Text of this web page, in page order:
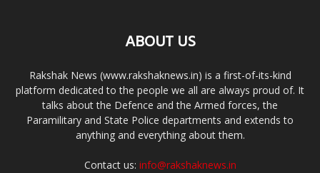
ABOUT US
Rakshak News (www.rakshaknews.in) is a first-of-its-kind
platform dedicated to the people we all are always proud of. It
talks about the Defence and the Armed forces, the
Paramilitary and State Police departments and extends to
anything and everything about them.
Contact us: info@rakshaknews.in